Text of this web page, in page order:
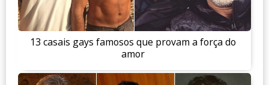
13 casais gays famosos que provam a força do
amor